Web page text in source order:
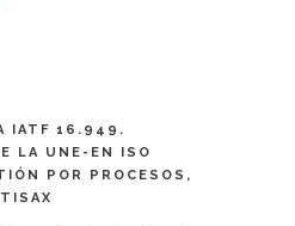
IATF 16.949.
LA UNE-EN ISO
POR PROCESOS,